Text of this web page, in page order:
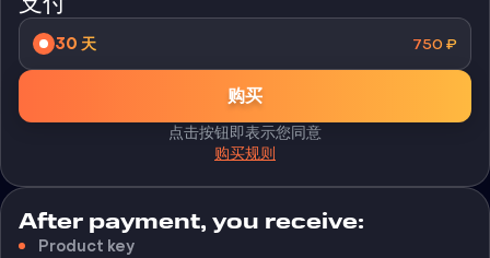
30 天 750₽
购买
点击按钮即表示您同意
购买规则
After payment, you receive:
Product key